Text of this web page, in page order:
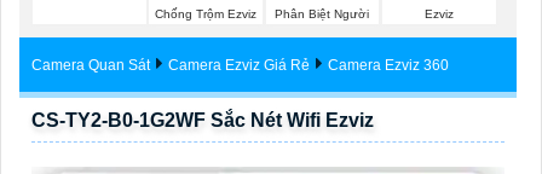
Chống Trộm Ezviz
Phân Biệt Người
Ezviz
Camera Quan Sát Camera Ezviz Giá Rẻ Camera Ezviz 360
CS-TY2-B0-1G2WF Sắc Nét Wifi Ezviz